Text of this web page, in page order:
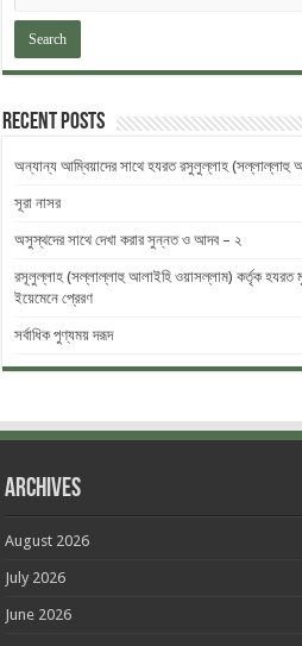
Recent Posts
অন্যান্য আম্বিয়াদের সাথে হযরত রসুলুল্লাহ
সূরা নাসর
অসুস্থদের সাথে দেখা করার সুন্নত ও আদব – ২
রসূলুল্লাহ (সল্লাল্লাহু আলাইহি ওয়াসল্লাম) কর্তৃক হযরত
ইয়েমেনে প্রেরণ
সর্বাধিক পুণ্যময় দরূদ
Archives
August 2026
July 2026
June 2026